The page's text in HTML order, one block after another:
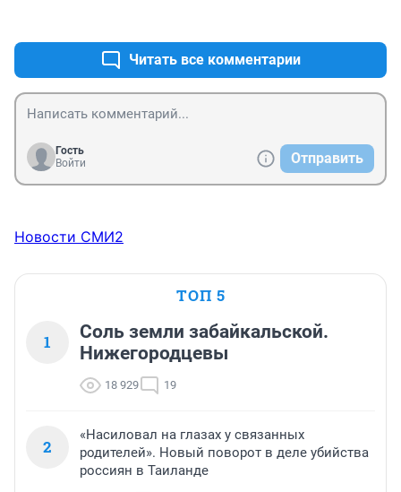
могильные оградки вместо чугунного заборчика. 200
млн похоронили вместе с нашими надеждами. Лучше
бы не трогали
Читать все комментарии
Гость
Войти
Отправить
Новости СМИ2
ТОП 5
1
Соль земли забайкальской.
Нижегородцевы
18 929 19
2
«Насиловал на глазах у связанных
родителей». Новый поворот в деле убийства
россиян в Таиланде